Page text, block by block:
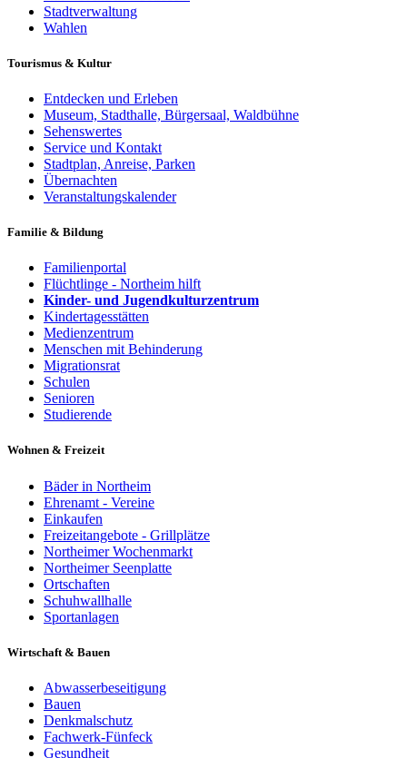
Stadtverwaltung
Wahlen
Tourismus & Kultur
Entdecken und Erleben
Museum, Stadthalle, Bürgersaal, Waldbühne
Sehenswertes
Service und Kontakt
Stadtplan, Anreise, Parken
Übernachten
Veranstaltungskalender
Familie & Bildung
Familienportal
Flüchtlinge - Northeim hilft
Kinder- und Jugendkulturzentrum
Kindertagesstätten
Medienzentrum
Menschen mit Behinderung
Migrationsrat
Schulen
Senioren
Studierende
Wohnen & Freizeit
Bäder in Northeim
Ehrenamt - Vereine
Einkaufen
Freizeitangebote - Grillplätze
Northeimer Wochenmarkt
Northeimer Seenplatte
Ortschaften
Schuhwallhalle
Sportanlagen
Wirtschaft & Bauen
Abwasserbeseitigung
Bauen
Denkmalschutz
Fachwerk-Fünfeck
Gesundheit